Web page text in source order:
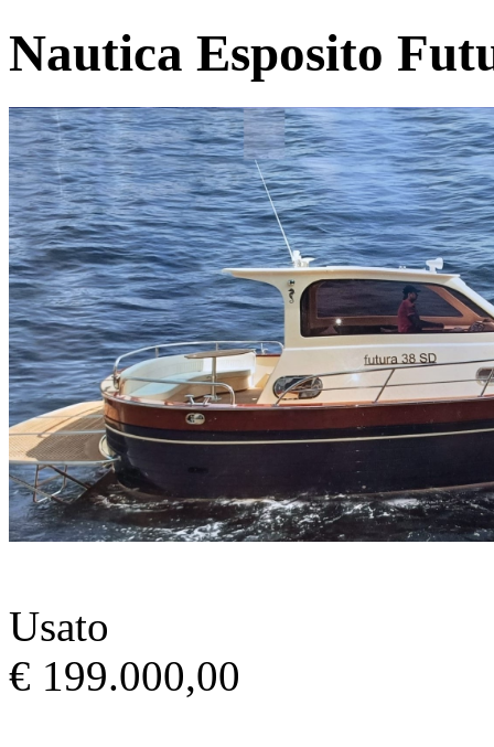
Nautica Esposito
Usato
€ 199.000,00